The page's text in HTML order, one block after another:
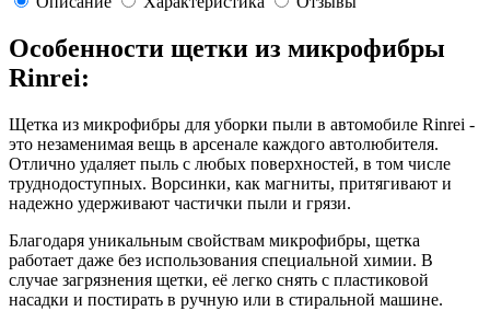
Особенности щетки из микрофибры
Rinrei:
Щетка из микрофибры для уборки пыли в автомобиле Rinrei -
это незаменимая вещь в арсенале каждого автолюбителя.
Отлично удаляет пыль с любых поверхностей, в том числе
труднодоступных. Ворсинки, как магниты, притягивают и
надежно удерживают частички пыли и грязи.
Благодаря уникальным свойствам микрофибры, щетка
работает даже без использования специальной химии. В
случае загрязнения щетки, её легко снять с пластиковой
насадки и постирать в ручную или в стиральной машине.